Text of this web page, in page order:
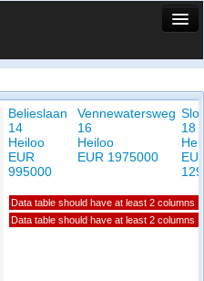
Belieslaan
14
Heiloo
EUR
995000
Vennewatersweg
16
Heiloo
EUR 1975000
18
Data table should have at least 2 columns
Data table should have at least 2 columns